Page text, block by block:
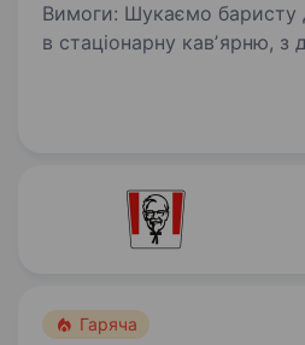
Вимоги: Шукаємо баристу
в стаціонарну кавʼярню, з
Гаряча